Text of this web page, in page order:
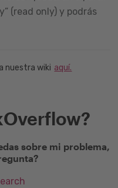
(read only) y podrás
nuestra wiki aquí.
sobre mi problema,